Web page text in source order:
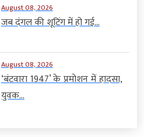
August 08, 2026
जब दंगल की शूटिंग में हो गई...
August 08, 2026
‘बंटवारा 1947’ के प्रमोशन में हादसा,
युवक...